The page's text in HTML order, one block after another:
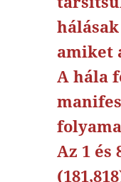
amiket
A hála
Az 1 és